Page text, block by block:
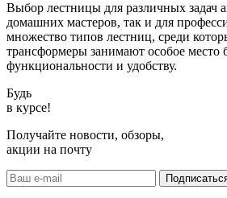
Выбор лестницы для различных задач
домашних мастеров, так и для
множество типов лестниц, среди
трансформеры занимают особое место
функциональности и удобству.
Будь
в курсе!
Получайте новости, обзоры,
акции на почту